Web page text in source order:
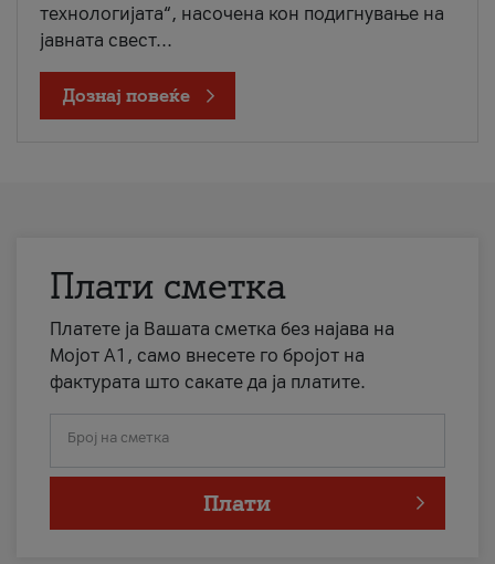
технологијата“, насочена кон подигнување на
јавната свест...
Дознај повеќе
Плати сметка
Платете ја Вашата сметка без најава на
Мојот А1, само внесете го бројот на
фактурата што сакате да ја платите.
Број на сметка
Плати